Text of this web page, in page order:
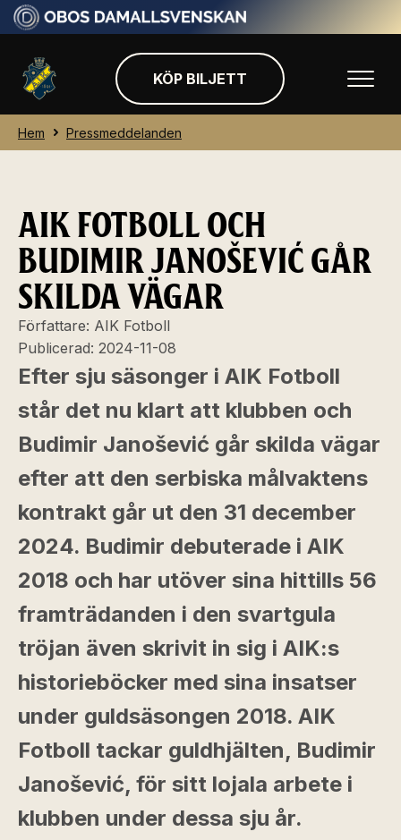
KÖP BILJETT
Hem Pressmeddelanden
AIK FOTBOLL OCH
BUDIMIR JANOŠEVIĆ GÅR
SKILDA VÄGAR
Författare: AIK Fotboll
Publicerad: 2024-11-08
Efter sju säsonger i AIK Fotboll
står det nu klart att klubben och
Budimir Janošević går skilda vägar
efter att den serbiska målvaktens
kontrakt går ut den 31 december
2024. Budimir debuterade i AIK
2018 och har utöver sina hittills 56
framträdanden i den svartgula
tröjan även skrivit in sig i AIK:s
historieböcker med sina insatser
under guldsäsongen 2018. AIK
Fotboll tackar guldhjälten, Budimir
Janošević, för sitt lojala arbete i
klubben under dessa sju år.